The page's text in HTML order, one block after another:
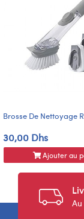
Brosse De Nettoyage
30,00 Dhs
Ajouter au